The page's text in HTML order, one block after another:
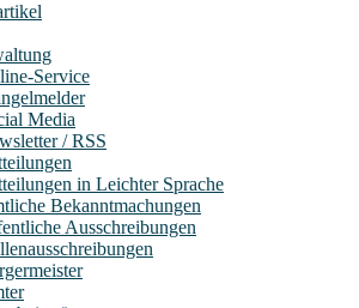
Service
Media
/ RSS
in Leichter Sprache
Bekanntmachungen
Ausschreibungen